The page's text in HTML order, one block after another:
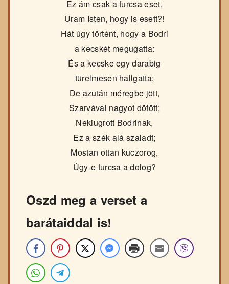
Ez ám csak a furcsa eset,
Uram Isten, hogy is esett?!
Hát úgy történt, hogy a Bodri
a kecskét megugatta:
És a kecske egy darabig
türelmesen hallgatta;
De azután méregbe jött,
Szarvával nagyot döfött;
Nekiugrott Bodrinak,
Ez a szék alá szaladt;
Mostan ottan kuczorog,
Úgy-e furcsa a dolog?
Oszd meg a verset a
barátaiddal is!